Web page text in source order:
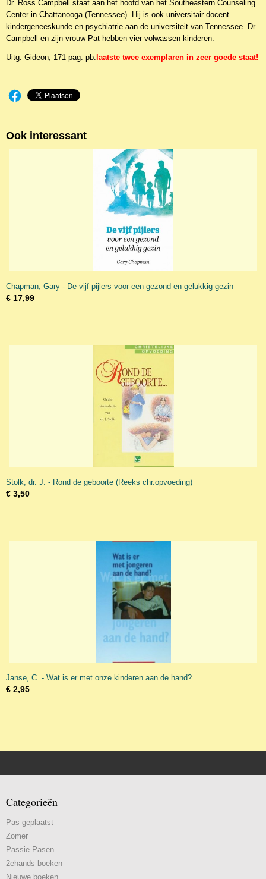
Dr. Ross Campbell staat aan het hoofd van het Southeastern Counseling
Center in Chattanooga (Tennessee). Hij is ook universitair docent
kindergeneeskunde en psychiatrie aan de universiteit van Tennessee. Dr.
Campbell en zijn vrouw Pat hebben vier volwassen kinderen.
Uitg. Gideon, 171 pag. pb. laatste twee exemplaren in zeer goede staat!
Ook interessant
Chapman, Gary - De vijf pijlers voor een gezond en gelukkig gezin
€ 17,99
Stolk, dr. J. - Rond de geboorte (Reeks chr.opvoeding)
€ 3,50
Janse, C. - Wat is er met onze kinderen aan de hand?
€ 2,95
Categorieën
Pas geplaatst
Zomer
Passie Pasen
2ehands boeken
Nieuwe boeken